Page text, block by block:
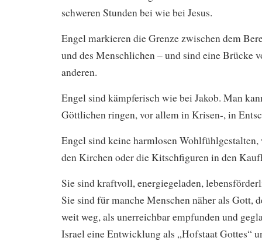
schweren Stunden bei wie bei Jesus.
Engel markieren die Grenze zwischen dem
und des Menschlichen – und sind eine Brücke
anderen.
Engel sind kämpferisch wie bei Jakob. Man
Göttlichen ringen, vor allem in Krisen-, in
Engel sind keine harmlosen Wohlfühlgestalten,
den Kirchen oder die Kitschfiguren in den
Sie sind kraftvoll, energiegeladen,
Sie sind für manche Menschen näher als Gott,
weit weg, als unerreichbar empfunden und
Israel eine Entwicklung als „Hofstaat Gottes“